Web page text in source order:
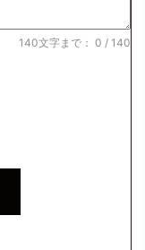
140文字まで： 0 / 140